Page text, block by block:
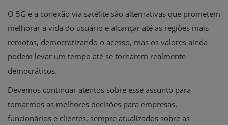
O 5G e a conexão via satélite são alternativas que prometem
melhorar a vida do usuário e alcançar até as regiões mais
remotas, democratizando o acesso, mas os valores ainda
podem levar um tempo até se tornarem realmente
democráticos.
Devemos continuar atentos sobre esse assunto para
tomarmos as melhores decisões para empresas,
funcionários e clientes, sempre atualizados sobre as